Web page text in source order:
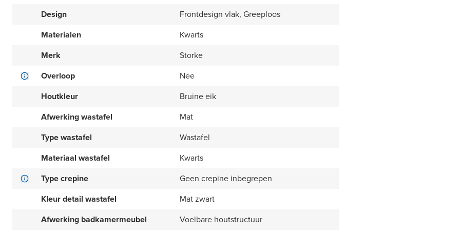
Design
Frontdesign vlak, Greeploos
Materialen
Kwarts
Merk
Storke
Overloop
Nee
Houtkleur
Bruine eik
Afwerking wastafel
Mat
Type wastafel
Wastafel
Materiaal wastafel
Kwarts
Type crepine
Geen crepine inbegrepen
Kleur detail wastafel
Mat zwart
Afwerking badkamermeubel
Voelbare houtstructuur